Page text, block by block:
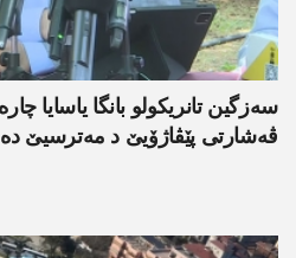
سەزگین تانریکولو بانگا یاسایا
ڤەشارتی پێڤاژۆیێ د مەترسیێ